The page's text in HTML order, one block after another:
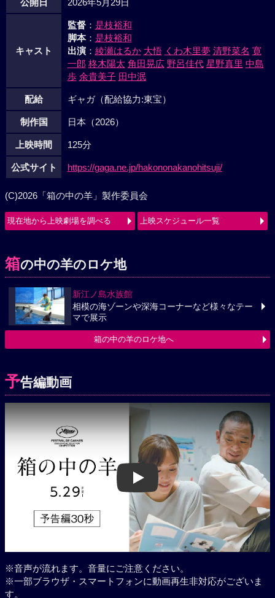
公開日 2026年5月29日
キャスト
監督： 是枝裕和
脚本： 是枝裕和
出演： 綾瀬はるか 大悟 くわ木里夢 清野菜名 寛
一郎 柊木陽太 角田晃広 野呂佳代 星野真里 中島
歩 余貴美子 田中泯
配給 ギャガ（配給協力:東宝）
制作国 日本（2026）
上映時間 125分
公式サイト https://gaga.ne.jp/hakononakanohitsuji/
(C)2026「箱の中の羊」製作委員会
現在地から上映劇場を調べる 上映スケジュール一覧
箱の中の羊のロケ地
新江ノ島水族館
相模の海ゾーンや深海コーナーなど様々なテー
マで展示
箱の中の羊のロケ地へ
予告編動画
Play
※音声が流れます。音量にご注意ください。
※一部ブラウザ・スマートフォンに動画再生非対応がございま
す。